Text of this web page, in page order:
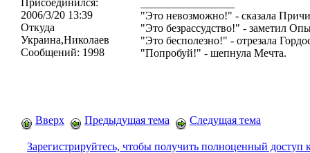
Присоединился:
2006/3/20 13:39
Откуда
Украина,Николаев
Сообщений: 1998
"Это невозможно!" - сказала
"Это безрассудство!" - заметил
"Это бесполезно!" - отрезала
"Попробуй!" - шепнула Мечта.
Вверх Предыдущая тема Следущая тема
Зарегистрируйтесь, чтобы получить полноценный доступ